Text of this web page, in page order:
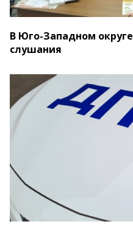
В Юго-Западном
слушания